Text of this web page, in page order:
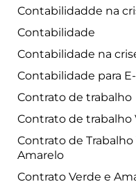
Contabilidadde na
Contabilidade
Contabilidade na
Contabilidade para
Contrato de trabalho
Contrato de trabalho
Contrato de Trabalho
Amarelo
Contrato Verde e